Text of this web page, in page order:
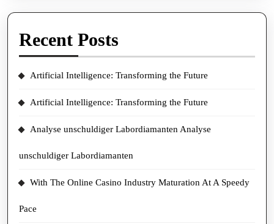
Recent Posts
Artificial Intelligence: Transforming the Future
Artificial Intelligence: Transforming the Future
Analyse unschuldiger Labordiamanten Analyse
unschuldiger Labordiamanten
With The Online Casino Industry Maturation At A Speedy
Pace